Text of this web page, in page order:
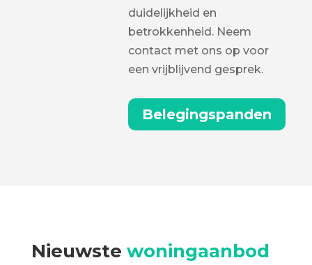
duidelijkheid en
betrokkenheid. Neem
contact met ons op voor
een vrijblijvend gesprek.
Belegingspanden
Nieuwste woningaanbod